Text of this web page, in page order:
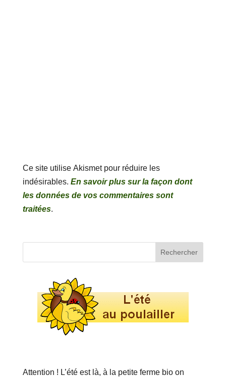
Ce site utilise Akismet pour réduire les
indésirables. En savoir plus sur la façon dont
les données de vos commentaires sont
traitées.
Attention ! L’été est là, à la petite ferme bio on